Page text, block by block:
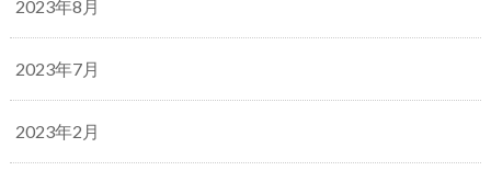
2023年8月
2023年7月
2023年2月